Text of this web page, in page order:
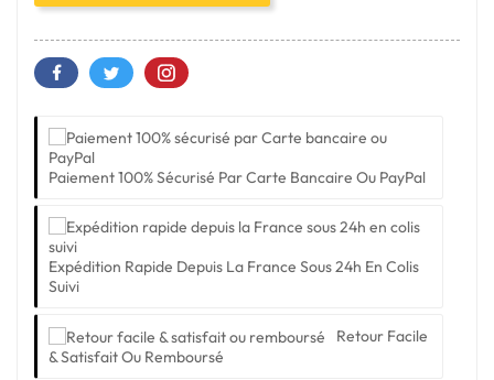
Paiement 100% Sécurisé Par Carte Bancaire Ou PayPal
Expédition Rapide Depuis La France Sous 24h En Colis
Suivi
Retour Facile
& Satisfait Ou Remboursé